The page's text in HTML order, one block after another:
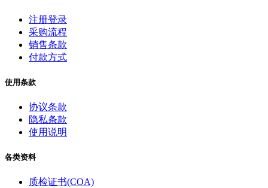
注册登录
采购流程
销售条款
付款方式
使用条款
协议条款
隐私条款
使用说明
各类资料
质检证书(COA)